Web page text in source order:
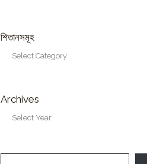
শিতানসমূহ
Archives
Type your email…